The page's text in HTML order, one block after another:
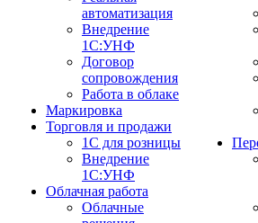
автоматизация
Внедрение
1С:УНФ
Договор
сопровождения
Работа в облаке
Маркировка
Торговля и продажи
1С для розницы
Внедрение
1С:УНФ
Облачная работа
Облачные